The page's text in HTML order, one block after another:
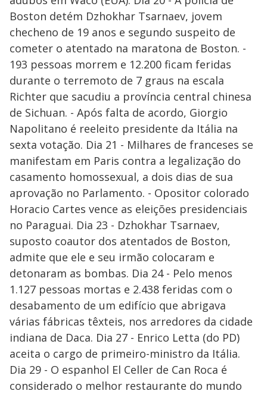
Boston detém Dzhokhar Tsarnaev, jovem
checheno de 19 anos e segundo suspeito de
cometer o atentado na maratona de Boston. -
193 pessoas morrem e 12.200 ficam feridas
durante o terremoto de 7 graus na escala
Richter que sacudiu a província central chinesa
de Sichuan. - Após falta de acordo, Giorgio
Napolitano é reeleito presidente da Itália na
sexta votação. Dia 21 - Milhares de franceses se
manifestam em Paris contra a legalização do
casamento homossexual, a dois dias de sua
aprovação no Parlamento. - Opositor colorado
Horacio Cartes vence as eleições presidenciais
no Paraguai. Dia 23 - Dzhokhar Tsarnaev,
suposto coautor dos atentados de Boston,
admite que ele e seu irmão colocaram e
detonaram as bombas. Dia 24 - Pelo menos
1.127 pessoas mortas e 2.438 feridas com o
desabamento de um edifício que abrigava
várias fábricas têxteis, nos arredores da cidade
indiana de Daca. Dia 27 - Enrico Letta (do PD)
aceita o cargo de primeiro-ministro da Itália.
Dia 29 - O espanhol El Celler de Can Roca é
considerado o melhor restaurante do mundo